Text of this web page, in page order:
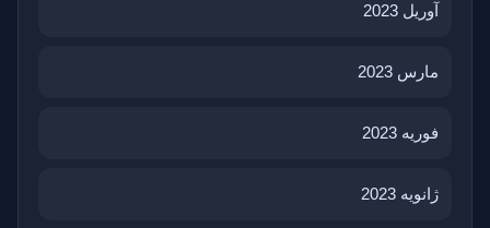
آوریل 2023
مارس 2023
فوریه 2023
ژانویه 2023